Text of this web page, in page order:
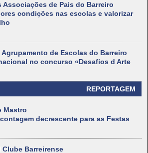
Associações de Pais do Barreiro
condições nas escolas e valorizar
de Escolas do Barreiro
no concurso «Desafios d Arte
REPORTAGEM
Mastro
decrescente para as Festas
Clube Barreirense